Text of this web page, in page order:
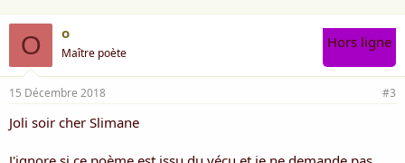
O o
Maître poète
Hors ligne
15 Décembre 2018 #3
Joli soir cher Slimane